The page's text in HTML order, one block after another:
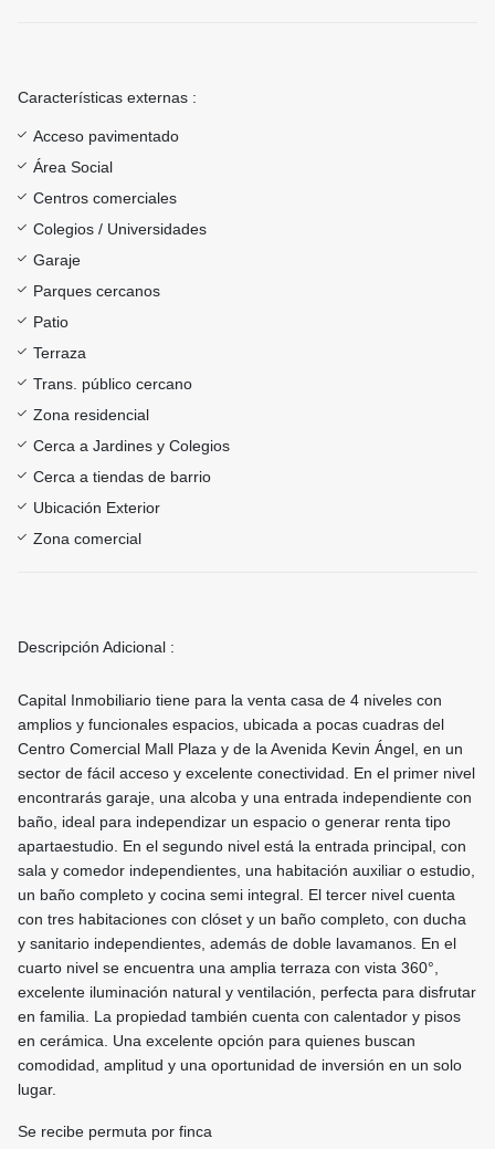
Características externas :
Acceso pavimentado
Área Social
Centros comerciales
Colegios / Universidades
Garaje
Parques cercanos
Patio
Terraza
Trans. público cercano
Zona residencial
Cerca a Jardines y Colegios
Cerca a tiendas de barrio
Ubicación Exterior
Zona comercial
Descripción Adicional :
Capital Inmobiliario tiene para la venta casa de 4 niveles con
amplios y funcionales espacios, ubicada a pocas cuadras del
Centro Comercial Mall Plaza y de la Avenida Kevin Ángel, en un
sector de fácil acceso y excelente conectividad. En el primer nivel
encontrarás garaje, una alcoba y una entrada independiente con
baño, ideal para independizar un espacio o generar renta tipo
apartaestudio. En el segundo nivel está la entrada principal, con
sala y comedor independientes, una habitación auxiliar o estudio,
un baño completo y cocina semi integral. El tercer nivel cuenta
con tres habitaciones con clóset y un baño completo, con ducha
y sanitario independientes, además de doble lavamanos. En el
cuarto nivel se encuentra una amplia terraza con vista 360°,
excelente iluminación natural y ventilación, perfecta para disfrutar
en familia. La propiedad también cuenta con calentador y pisos
en cerámica. Una excelente opción para quienes buscan
comodidad, amplitud y una oportunidad de inversión en un solo
lugar.
Se recibe permuta por finca